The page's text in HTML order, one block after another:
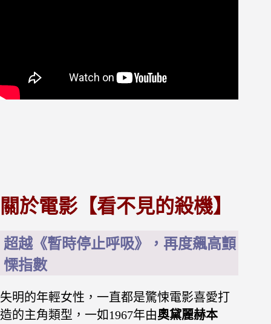
關於電影【看不見的殺機】
超越《暫時停止呼吸》，再度飆高顫
慄指數
失明的年輕女性，一直都是驚悚電影喜愛打
造的主角類型，一如1967年由奧黛麗赫本